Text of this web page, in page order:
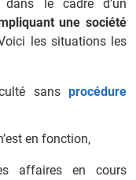
dans le cadre d'un
une société
les situations les
sans procédure
en fonction,
affaires en cours